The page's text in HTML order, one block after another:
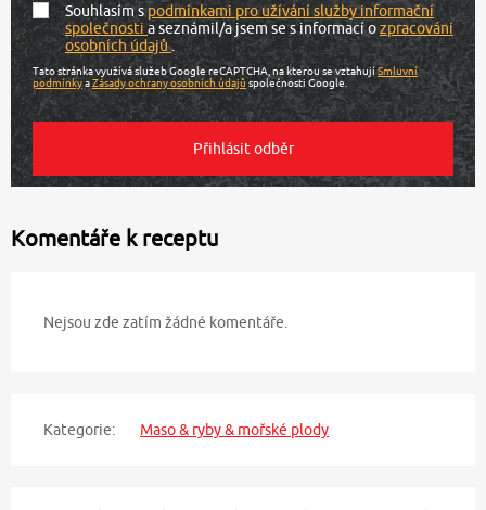
Souhlasím spodmínkami pro užívání služby informační
společnostia seznámil/a jsem se s informací ozpracování
osobních údajů.
Tato stránka využívá služeb Google reCAPTCHA, na kterou se vztahujíSmluvní
podmínkyaZásady ochrany osobních údajů společnosti Google.
Komentáře k receptu
Nejsou zde zatím žádné komentáře.
Kategorie: Maso & ryby & mořské plody